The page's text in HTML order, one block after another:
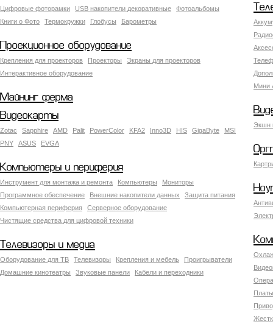
Цифровые фоторамки USB накопители декоративные
Фотоальбомы
Книги о Фото
Термокружки Глобусы Барометры
Мини
Проекционное оборудование
Крепления для проекторов Проекторы
Экраны для проекторов
Интерактивное оборудование
Майнинг ферма
Экшн
Видеокарты
Zotac Sapphire AMD Palit PowerColor KFA2 Inno3D HIS GigaByte
MSI
PNY
ASUS EVGA
Компьютеры и периферия
Инструмент для монтажа и ремонта Компьютеры
Мониторы
Программное обеспечение
Внешние накопители данных
Защита питания
Компьютерная периферия
Серверное оборудование
Чистящие средства для цифровой техники
Телевизоры и медиа
Оборудование для ТВ Телевизоры Крепления и мебель
Проигрыватели
Домашние кинотеатры
Звуковые панели Кабели и переходники